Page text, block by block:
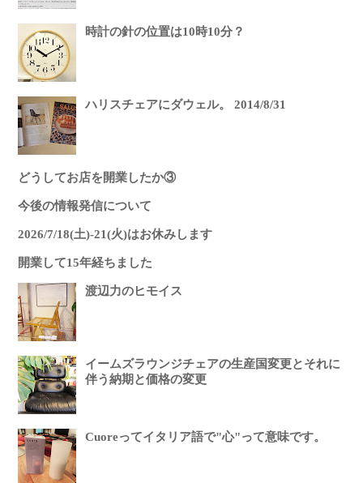
時計の針の位置は10時10分？
ハリスチェアにダウェル。 2014/8/31
どうしてお店を開業したか③
今後の情報発信について
2026/7/18(土)-21(火)はお休みします
開業して15年経ちました
渡辺力のヒモイス
イームズラウンジチェアの生産国変更とそれに
伴う納期と価格の変更
Cuoreってイタリア語で"心"って意味です。